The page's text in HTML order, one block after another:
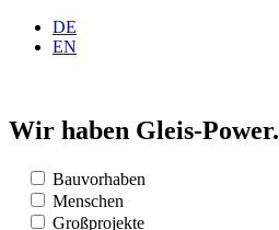
DE
EN
Wir haben Gleis-Power.
Bauvorhaben
Menschen
Großprojekte